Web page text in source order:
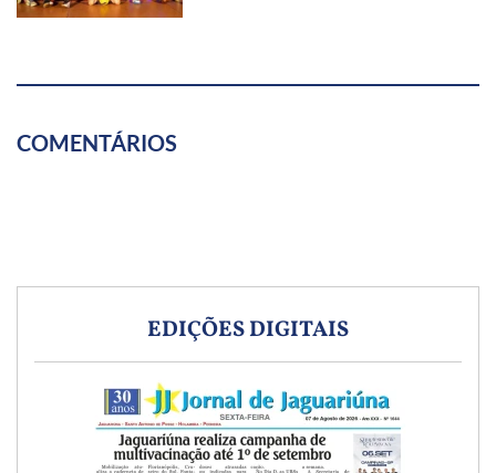
COMENTÁRIOS
EDIÇÕES DIGITAIS